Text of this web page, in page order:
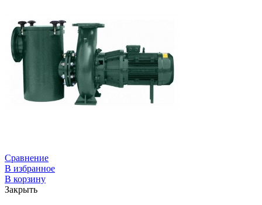
Сравнение
В избранное
В корзину
Закрыть